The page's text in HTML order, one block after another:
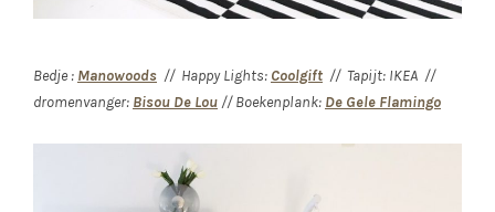
Bedje : Manowoods // Happy Lights: Coolgift // Tapijt: IKEA //
dromenvanger: Bisou De Lou // Boekenplank: De Gele Flamingo